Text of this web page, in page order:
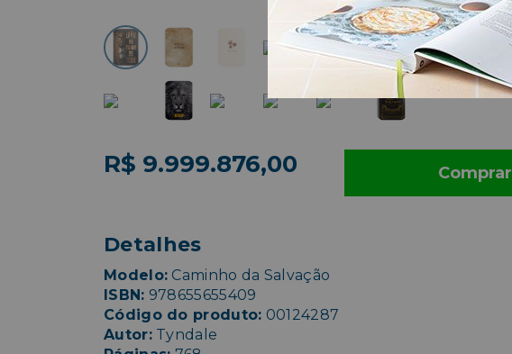
R$ 9.999.876,00 Comprar
Detalhes
Modelo: Caminho da Salvação
ISBN: 978655655409
Código do produto: 00124287
Autor:Tyndale